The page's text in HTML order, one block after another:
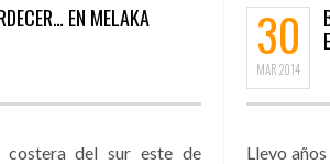
EN MELAKA
costera del sur este de
30
MAR2014
Llevo